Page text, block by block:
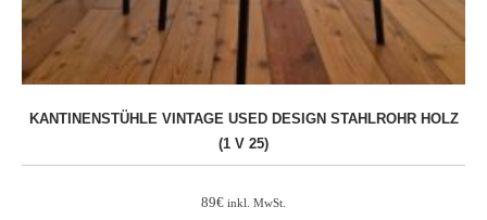
KANTINENSTÜHLE VINTAGE USED DESIGN STAHLROHR HOLZ
(1 V 25)
89€ inkl. MwSt.